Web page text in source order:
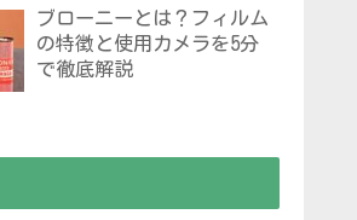
ブローニーとは？フィルム
の特徴と使用カメラを5分
で徹底解説